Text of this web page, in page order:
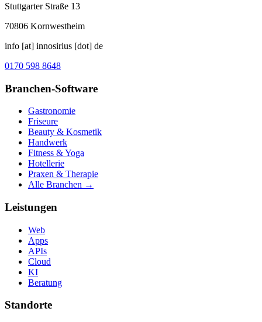
Stuttgarter Straße 13
70806 Kornwestheim
info [at] innosirius [dot] de
0170 598 8648
Branchen-Software
Gastronomie
Friseure
Beauty & Kosmetik
Handwerk
Fitness & Yoga
Hotellerie
Praxen & Therapie
Alle Branchen →
Leistungen
Web
Apps
APIs
Cloud
KI
Beratung
Standorte